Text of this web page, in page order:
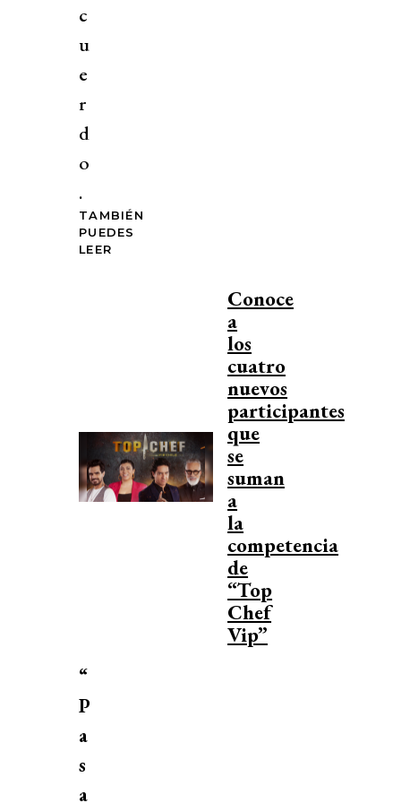
c
u
e
r
d
o
.
TAMBIÉN
PUEDES
LEER
Conoce
a
los
cuatro
nuevos
participantes
que
se
suman
a
la
competencia
de
“Top
Chef
Vip”
“
P
a
s
a